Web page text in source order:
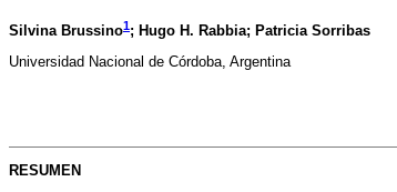
Silvina Brussino1 ; Hugo H. Rabbia; Patricia Sorribas
Universidad Nacional de Córdoba, Argentina
RESUMEN